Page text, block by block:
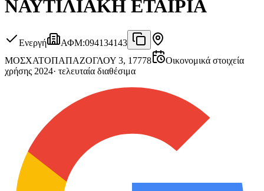
ΝΑΥΤΙΛΙΑΚΗ ΕΤΑΙΡΙΑ
Ενεργή ΑΦΜ:094134143
ΜΟΣΧΑΤΟΠΑΠΑΖΟΓΛΟΥ 3, 17778
Οικονομικά στοιχεία
χρήσης 2024· τελευταία διαθέσιμα